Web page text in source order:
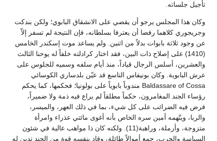
تأجيل جلساته.
وكان هذا المجلس يرجو أن يقضي على الانشقاق البابوي؛ ولكن بندكت
وجريجوري كلاهما رفضا أن يعترفا بسلطانه، فإن النتيجة لم تسفر إلاّ
عن وجود ثلاثة بابوات بدلاً من اثنين. ولم يساعد موت إسكندر الخامس
(1410) على إصلاح ذات البين، فقد اختار كرادلته خلفاً له يوحنا الثالث
والعشرين، أسلس الرجال قياداً، منذ أيام سلفه وسميه للجلوس على
عرش البابوية. وكان بونيفاس التاسع قد عيّن بلدساري الكوسائي
Baldassare of Cossa مندوباً بابوياً على بولونيا؛ فحكمها، كما يحكم
رؤساء الجند المغامرون، حكماً مطلقاً لم يراع فيه ذمة ولا ضميراً،
فرض فيه الضرائب على كل شيء، بما في ذلك العهر، والميسر،
والربا، ويتّهمه أمين سره الخاص بأنه أغوى مائتي عذراء وامرأة
متزوجة، وأرملة، وراهبة(11). ولكنه كان ذا مواهب عالية في شئون
السياسة والحرب، جمع أموالاً طائلة، وقاد بنفسه قوة من الجند تدين له